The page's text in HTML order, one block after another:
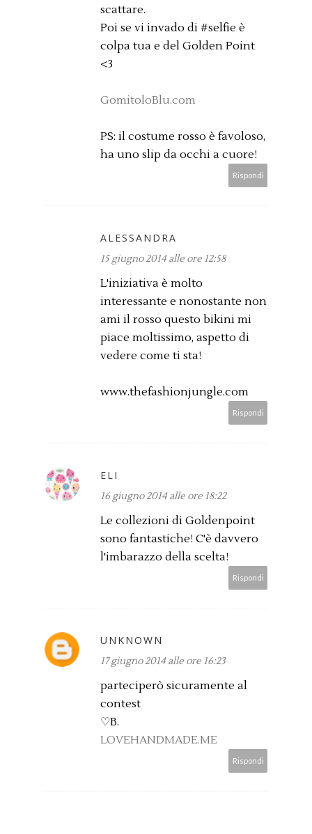
scattare.
Poi se vi invado di #selfie è
colpa tua e del Golden Point
<3
GomitoloBlu.com
PS: il costume rosso è favoloso,
ha uno slip da occhi a cuore!
Rispondi
ALESSANDRA
15 giugno 2014 alle ore 12:58
L'iniziativa è molto
interessante e nonostante non
ami il rosso questo bikini mi
piace moltissimo, aspetto di
vedere come ti sta!
www.thefashionjungle.com
Rispondi
ELI
16 giugno 2014 alle ore 18:22
Le collezioni di Goldenpoint
sono fantastiche! C'è davvero
l'imbarazzo della scelta!
Rispondi
UNKNOWN
17 giugno 2014 alle ore 16:23
parteciperò sicuramente al
contest
♡B.
LOVEHANDMADE.ME
Rispondi